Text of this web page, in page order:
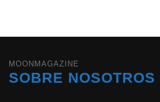
MOONMAGAZINE
SOBRE NOSOTROS